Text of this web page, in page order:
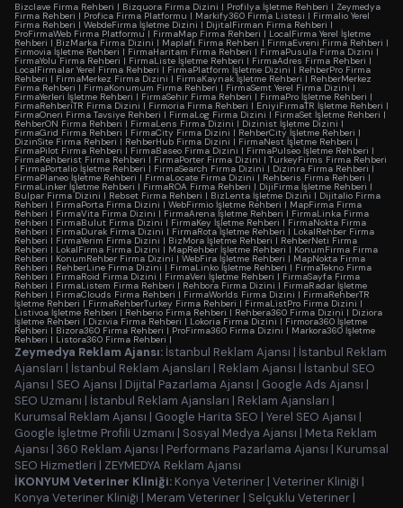
Bizclave Firma Rehberi | Bizquora Firma Dizini | Profilya İşletme Rehberi | Zeymedya
Firma Rehberi | Profica Firma Platformu | Markify360 Firma Listesi | Firmalio Yerel
Firma Rehberi | WebdeFirma İşletme Dizini | DijitalFirman Firma Rehberi |
ProFirmaWeb Firma Platformu | FirmaMap Firma Rehberi | LocalFirma Yerel İşletme
Rehberi | BizMarka Firma Dizini | Maplafi Firma Rehberi | FirmaEvreni Firma Rehberi |
Firmovia İşletme Rehberi | FirmaHaritam Firma Rehberi | FirmaPusula Firma Dizini |
FirmaYolu Firma Rehberi | FirmaListe İşletme Rehberi | FirmaAdres Firma Rehberi |
LocalFirmalar Yerel Firma Rehberi | FirmaPlatform İşletme Dizini | RehberPro Firma
Rehberi | FirmaMerkez Firma Dizini | FirmaKaynak İşletme Rehberi | RehberMerkez
Firma Rehberi | FirmaKonumum Firma Rehberi | FirmaSemt Yerel Firma Dizini |
FirmaYerleri İşletme Rehberi | FirmaSehir Firma Rehberi | FirmaPro İşletme Rehberi |
FirmaRehberiTR Firma Dizini | Firmoria Firma Rehberi | EniyiFirmaTR İşletme Rehberi |
FirmaOneri Firma Tavsiye Rehberi | FirmaLog Firma Dizini |FirmaSet İşletme Rehberi |
RehberON Firma Rehberi | FirmaLens Firma Dizini | Dizinist İşletme Dizini |
FirmaGrid Firma Rehberi | FirmaCity Firma Dizini | RehberCity İşletme Rehberi |
DizinSite Firma Rehberi | RehberHub Firma Dizini | FirmaNest İşletme Rehberi |
FirmaPilot Firma Rehberi | FirmaBaseo Firma Dizini | FirmaPulseo İşletme Rehberi |
FirmaRehberist Firma Rehberi | FirmaPorter Firma Dizini | TurkeyFirms Firma Rehberi
| FirmaPortalio İşletme Rehberi | FirmaSearch Firma Dizini | Dizinra Firma Rehberi |
FirmaPlaneo İşletme Rehberi | FirmaLocate Firma Dizini | Rehberis Firma Rehberi |
FirmaLinker İşletme Rehberi | FirmaROA Firma Rehberi | DijiFirma İşletme Rehberi |
Bulpar Firma Dizini | Rebset Firma Rehberi | BizLenta İşletme Dizini | Dijitalio Firma
Rehberi | FirmaPorta Firma Dizini | WebFirmio İşletme Rehberi | MapFirma Firma
Rehberi | FirmaVita Firma Dizini | FirmaArena İşletme Rehberi | FirmaLinka Firma
Rehberi | FirmaBulut Firma Dizini | FirmaKey İşletme Rehberi | FirmaNokta Firma
Rehberi | FirmaDurak Firma Dizini | FirmaRota İşletme Rehberi | LokalRehber Firma
Rehberi | FirmaYerim Firma Dizini | BizMora İşletme Rehberi | RehberNeti Firma
Rehberi | LokalFirma Firma Dizini | MapRehber İşletme Rehberi | KonumFirma Firma
Rehberi | KonumRehber Firma Dizini | WebFira İşletme Rehberi | MapNokta Firma
Rehberi | RehberLine Firma Dizini | FirmaLinko İşletme Rehberi | FirmaTekno Firma
Rehberi | FirmaRoid Firma Dizini | FirmaVeri İşletme Rehberi | FirmaSayfa Firma
Rehberi | FirmaListem Firma Rehberi | Rehbora Firma Dizini | FirmaRadar İşletme
Rehberi | FirmaClouds Firma Rehberi | FirmaWorlds Firma Dizini | FirmaRehberTR
İşletme Rehberi | FirmaRehberTurkey Firma Rehberi | FirmaListPro Firma Dizini |
Listivoa İşletme Rehberi | Rehberio Firma Rehberi | Rehbera360 Firma Dizini | Diziora
İşletme Rehberi | Dizivia Firma Rehberi | Lokoria Firma Dizini | Firmora360 İşletme
Rehberi | Bizora360 Firma Rehberi | ProFirma360 Firma Dizini | Markora360 İşletme
Rehberi | Listora360 Firma Rehberi |
Zeymedya Reklam Ajansı: İstanbul Reklam Ajansı | İstanbul Reklam
Ajansları | İstanbul Reklam Ajansları | Reklam Ajansı | İstanbul SEO
Ajansı | SEO Ajansı | Dijital Pazarlama Ajansı | Google Ads Ajansı |
SEO Uzmanı | İstanbul Reklam Ajansları | Reklam Ajansları |
Kurumsal Reklam Ajansı | Google Harita SEO | Yerel SEO Ajansı |
Google İşletme Profili Uzmanı | Sosyal Medya Ajansı | Meta Reklam
Ajansı | 360 Reklam Ajansı | Performans Pazarlama Ajansı | Kurumsal
SEO Hizmetleri | ZEYMEDYA Reklam Ajansı
İKONYUM Veteriner Kliniği: Konya Veteriner | Veteriner Kliniği |
Konya Veteriner Kliniği | Meram Veteriner | Selçuklu Veteriner |